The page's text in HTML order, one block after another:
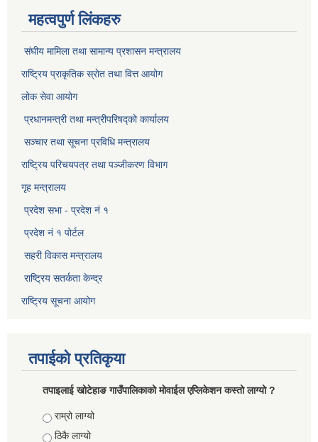
महत्वपुर्ण लिंकहरु
संघीय मामिला तथा सामान्य प्रशासन मन्त्रालय
राष्ट्रिय प्राकृतिक स्राेत तथा वित्त आयोग
लोक सेवा आयोग
प्रधानमन्त्री तथा मन्त्रीपरिषद्को कार्यालय
सञ्‍चार तथा सूचना प्रविधि मन्त्रालय
राष्ट्रिय परिचयपत्र तथा पञ्जीकरण विभाग​
गृह मन्त्रालय
प्रदेश सभा - प्रदेश नं १
प्रदेश नं १ पोर्टल
सहरी विकास मन्त्रालय
राष्ट्रिय सतर्कता केन्द्र
राष्ट्रिय सूचना आयोग
तपाईको प्रतिकृया
तपाइलाई खोटेहाङ गाउँपालिकाको माेवाईल एप्लिकेशन कस्तो लाग्यो ?
Choices
राम्रो लाग्यो
ठिकै लाग्यो